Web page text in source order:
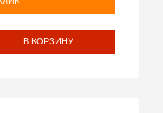
В КОРЗИНУ